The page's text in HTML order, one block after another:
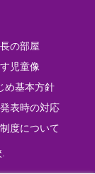
の部屋
児童像
め基本方針
表時の対応
度について